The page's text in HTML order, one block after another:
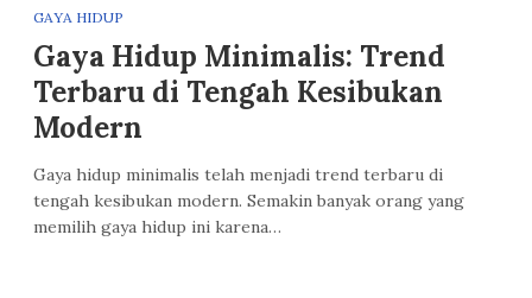
GAYA HIDUP
Gaya Hidup Minimalis: Trend
Terbaru di Tengah Kesibukan
Modern
Gaya hidup minimalis telah menjadi trend terbaru di
tengah kesibukan modern. Semakin banyak orang yang
memilih gaya hidup ini karena…